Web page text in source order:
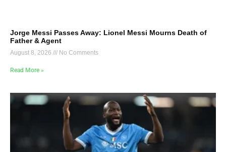
Jorge Messi Passes Away: Lionel Messi Mourns Death of
Father & Agent
August 8, 2026 No Comments
Read More »